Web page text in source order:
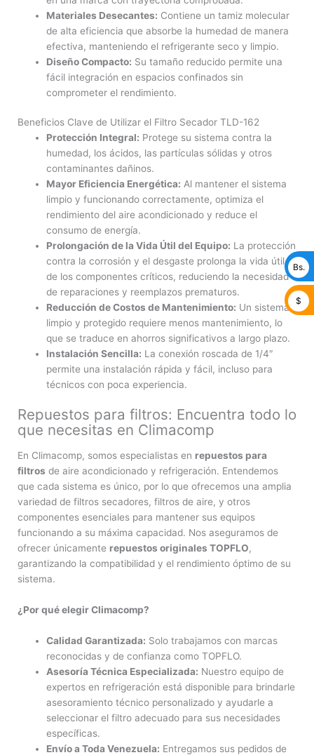
Materiales Desecantes: Contiene un tamiz molecular
de alta eficiencia que absorbe la humedad de manera
efectiva, manteniendo el refrigerante seco y limpio.
Diseño Compacto: Su tamaño reducido permite una
fácil integración en espacios confinados sin
comprometer el rendimiento.
Beneficios Clave de Utilizar el Filtro Secador TLD-162
Protección Integral: Protege su sistema contra la
humedad, los ácidos, las partículas sólidas y otros
contaminantes dañinos.
Mayor Eficiencia Energética: Al mantener el sistema
limpio y funcionando correctamente, optimiza el
rendimiento del aire acondicionado y reduce el
consumo de energía.
Prolongación de la Vida Útil del Equipo: La protección
contra la corrosión y el desgaste prolonga la vida útil
de los componentes críticos, reduciendo la necesidad
de reparaciones y reemplazos prematuros.
Reducción de Costos de Mantenimiento: Un sistema
limpio y protegido requiere menos mantenimiento, lo
que se traduce en ahorros significativos a largo plazo.
Instalación Sencilla: La conexión roscada de 1/4″
permite una instalación rápida y fácil, incluso para
técnicos con poca experiencia.
Repuestos para filtros: Encuentra todo lo
que necesitas en Climacomp
En Climacomp, somos especialistas en repuestos para
filtros de aire acondicionado y refrigeración. Entendemos
que cada sistema es único, por lo que ofrecemos una amplia
variedad de filtros secadores, filtros de aire, y otros
componentes esenciales para mantener sus equipos
funcionando a su máxima capacidad. Nos aseguramos de
ofrecer únicamente repuestos originales TOPFLO,
garantizando la compatibilidad y el rendimiento óptimo de su
sistema.
¿Por qué elegir Climacomp?
Calidad Garantizada: Solo trabajamos con marcas
reconocidas y de confianza como TOPFLO.
Asesoría Técnica Especializada: Nuestro equipo de
expertos en refrigeración está disponible para brindarle
asesoramiento técnico personalizado y ayudarle a
seleccionar el filtro adecuado para sus necesidades
específicas.
Envío a Toda Venezuela: Entregamos sus pedidos de
Bs.
$